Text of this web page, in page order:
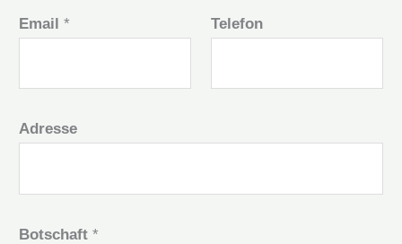
Email * Telefon
Adresse
Botschaft *